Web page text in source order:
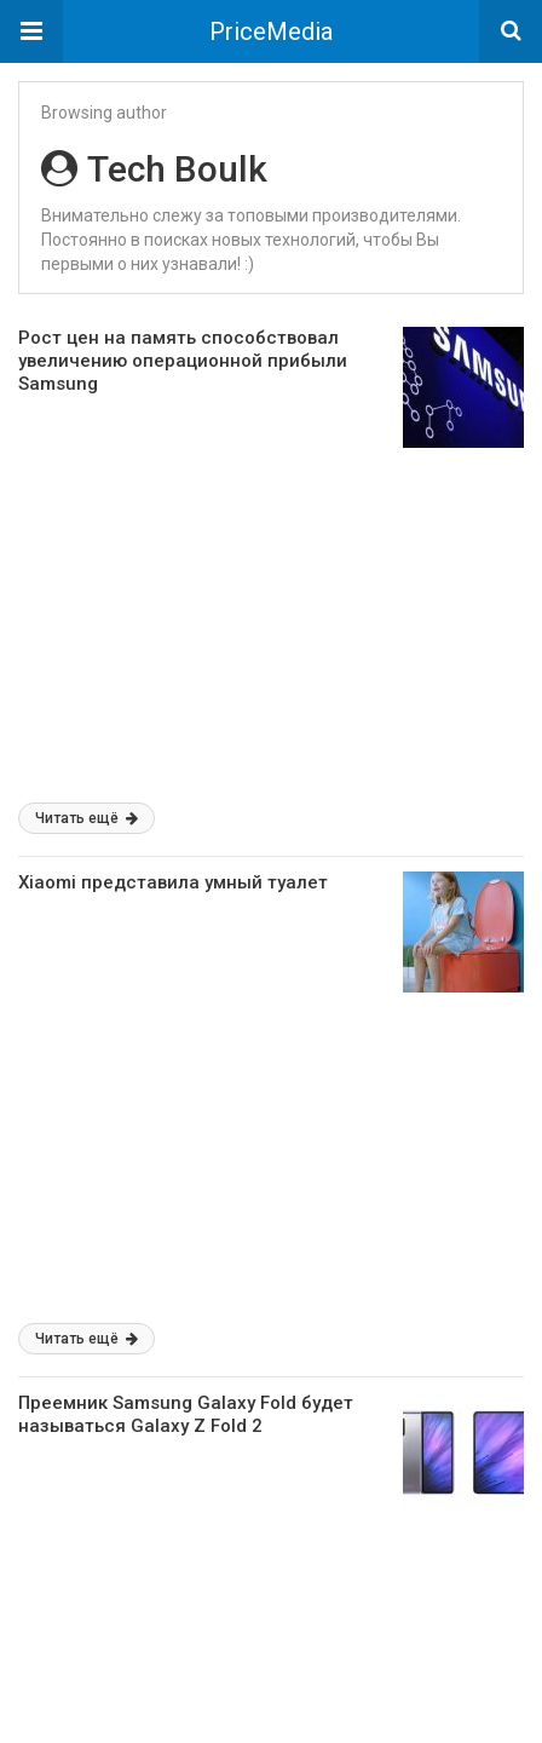
PriceMedia
Browsing author
Tech Boulk
Внимательно слежу за топовыми производителями.
Постоянно в поисках новых технологий, чтобы Вы
первыми о них узнавали! :)
Рост цен на память способствовал
увеличению операционной прибыли
Samsung
Читать ещё
Xiaomi представила умный туалет
Читать ещё
Преемник Samsung Galaxy Fold будет
называться Galaxy Z Fold 2